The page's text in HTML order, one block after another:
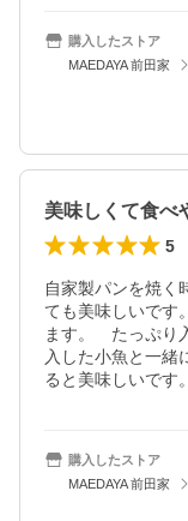
購入したストア
MAEDAYA 前田家
美味しくて食べ
5
自家製パンを焼く
ても美味しいです
ます。　たっぷり
入した小魚と一緒
ると美味しいです。
購入したストア
MAEDAYA 前田家